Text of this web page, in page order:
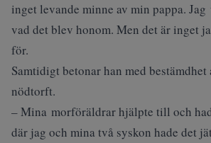
inget levande minne av min pappa.
vad det blev honom. Men det är inget
för.
Samtidigt betonar han med
nödtorft.
– Mina morföräldrar hjälpte till och
där jag och mina två syskon hade det